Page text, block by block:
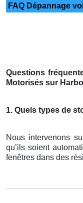
FAQ Dépannage
Questions
Motorisés sur
1. Quels types de
Nous intervenons
qu’ils soient
fenêtres dans des